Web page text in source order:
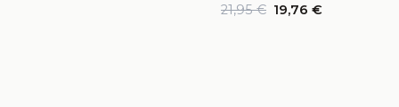
21,95 € 19,76 €